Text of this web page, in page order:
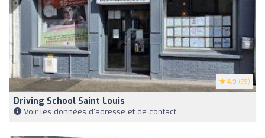
4.9 (79)
Driving School Saint Louis
Voir les données d'adresse et de contact